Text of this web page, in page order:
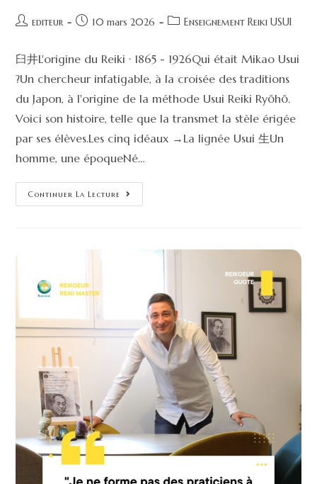
editeur 10 mars 2026 Enseignement Reiki USUI
臼井L'origine du Reiki · 1865 - 1926Qui était Mikao Usui
?Un chercheur infatigable, à la croisée des traditions
du Japon, à l'origine de la méthode Usui Reiki Ryōhō.
Voici son histoire, telle que la transmet la stèle érigée
par ses élèves.Les cinq idéaux →La lignée Usui 生Un
homme, une époqueNé…
Continuer La Lecture